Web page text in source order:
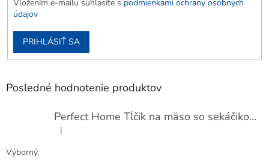
Vložením e-mailu súhlasíte s podmienkami ochrany osobných
údajov
PRIHLÁSIŤ SA
Posledné hodnotenie produktov
Perfect Home Tĺčik na mäso so sekáčikom, 56893
Hodnotenie produktu je 5 z 5 hviezdičiek.
|
Výborný.